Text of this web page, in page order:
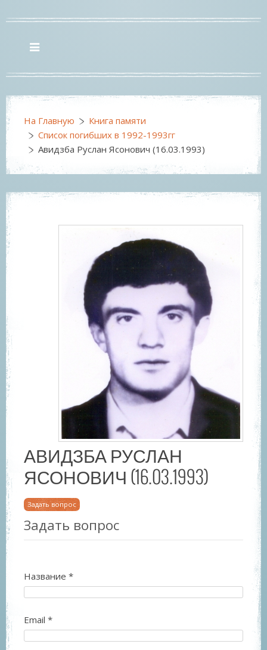
На Главную
Книга памяти
Список погибших в 1992-1993гг
Авидзба Руслан Ясонович (16.03.1993)
АВИДЗБА РУСЛАН
ЯСОНОВИЧ (16.03.1993)
Задать вопрос
Задать вопрос
Название *
Email *